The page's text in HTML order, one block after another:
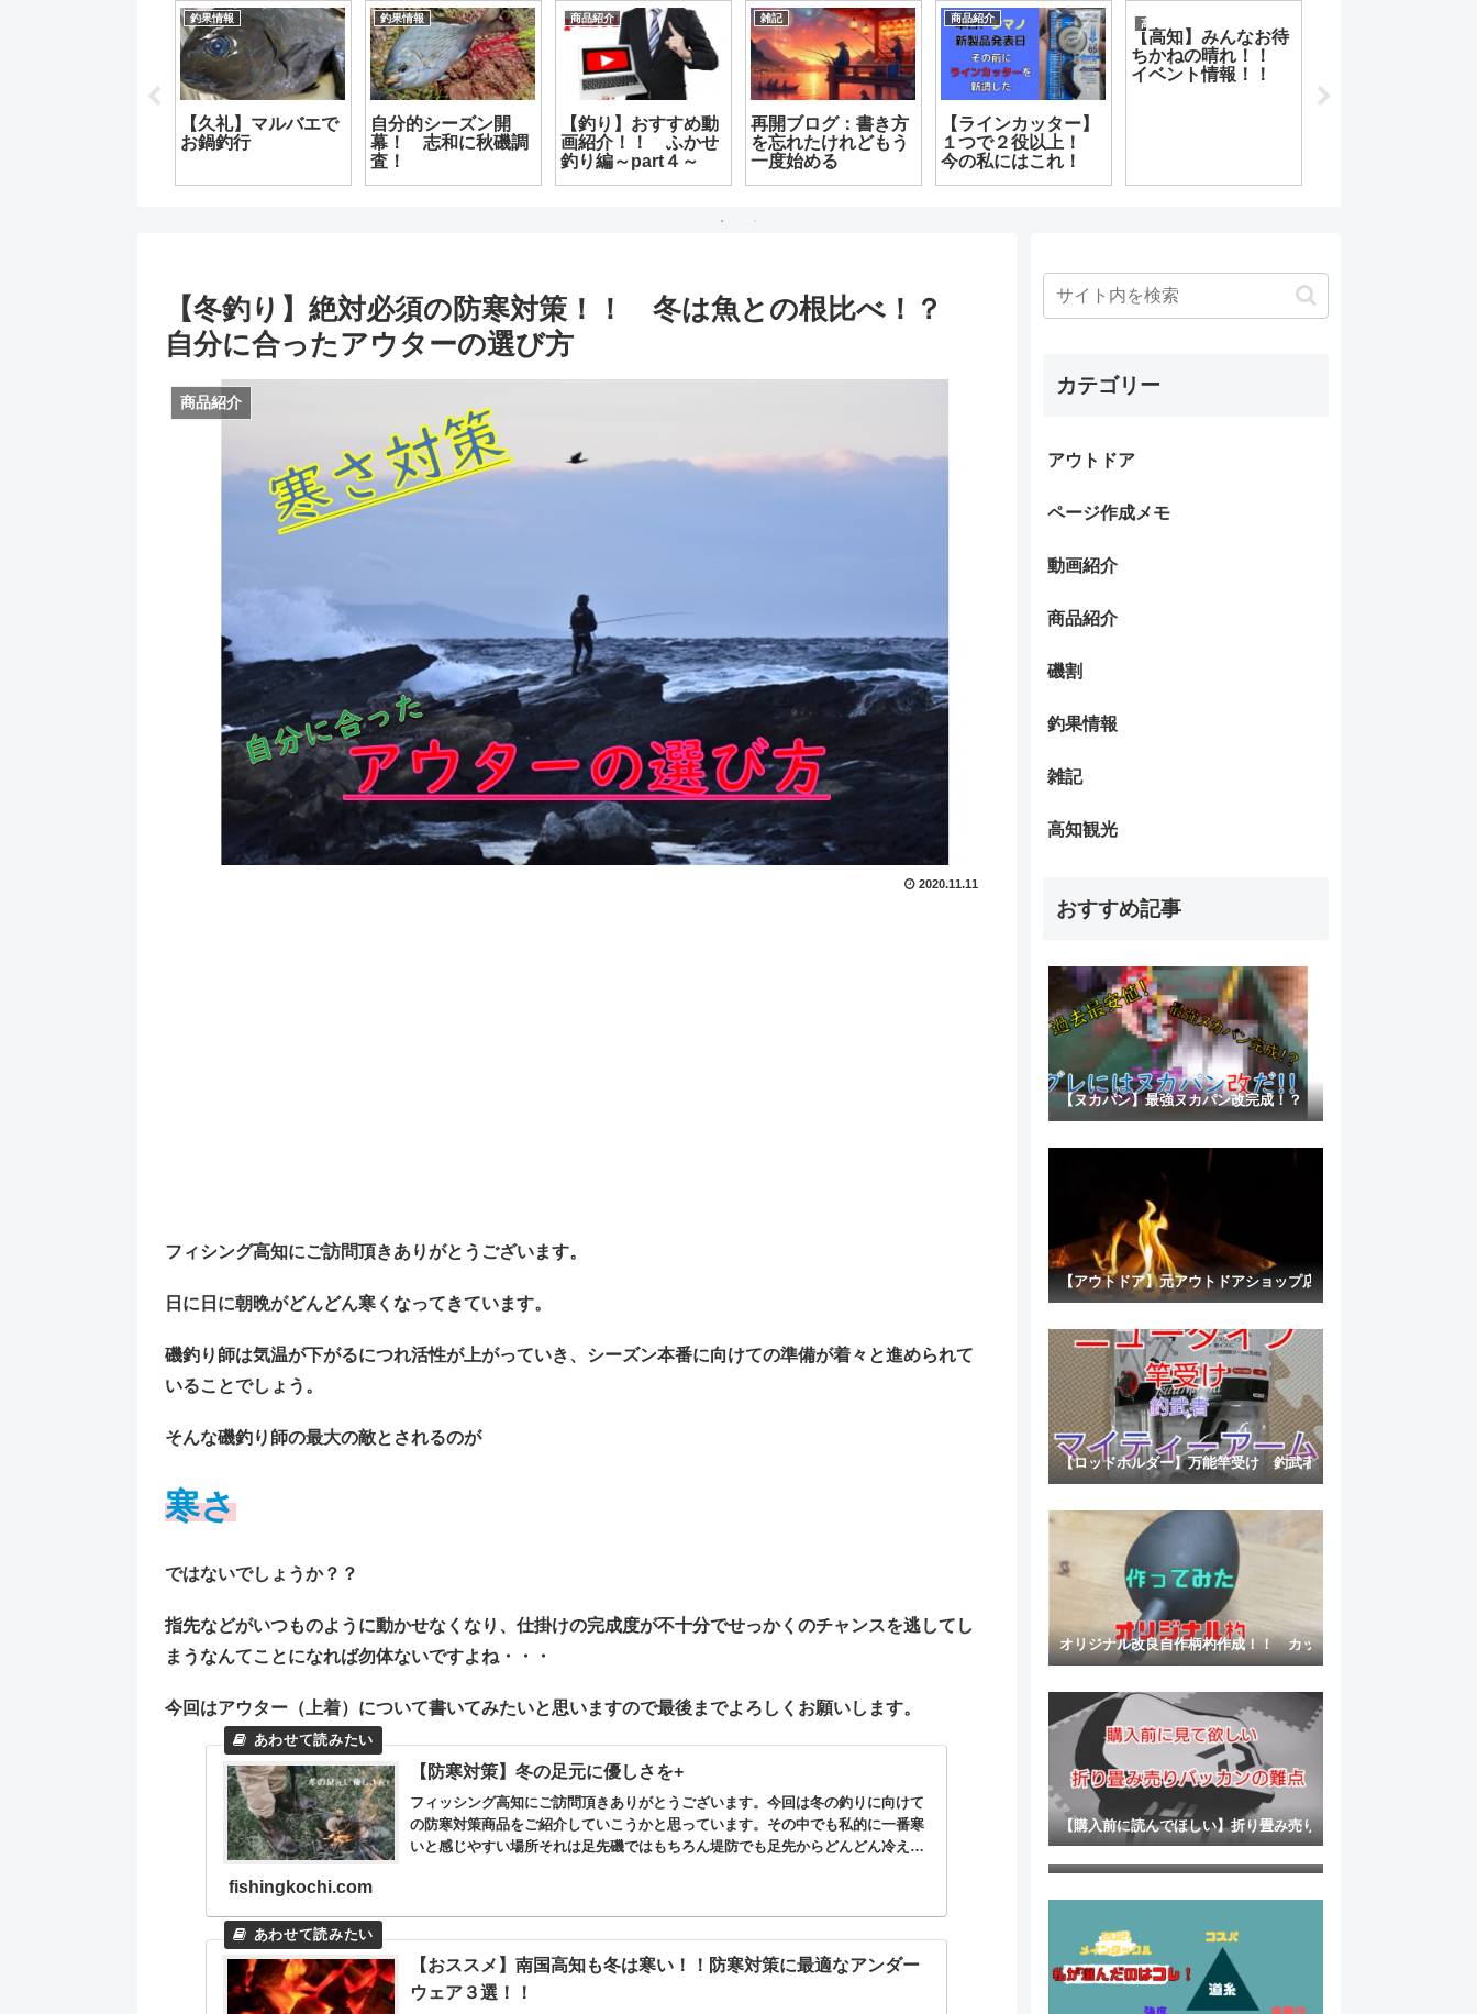
【高知】みんなお待
ちかねの晴れ！！
イベント情報！！
商品紹介
【釣武者】スキニー
シェイプロッドケー
スが出荷開始！
ページ作成メモ
【Push7】なんとも
ならない不具合
雑記
【高知の釣り情報】
大寒波到来！ やっ
と寒の時期スタート
釣果情報
２０２０年 グレシ
ーズン開幕！？
Goto 中土佐町久礼
雑記
【Pixel4a】棚から
ぼたもち！？
Googleフォト有料
【冬釣り】絶対必須の防寒対策！！ 冬は魚との根比べ！？
自分に合ったアウターの選び方
商品紹介
2020.11.11
フィシング高知にご訪問頂きありがとうございます。
日に日に朝晩がどんどん寒くなってきています。
磯釣り師は気温が下がるにつれ活性が上がっていき、シーズン本番に向けての準備が着々と進められて
いることでしょう。
そんな磯釣り師の最大の敵とされるのが
寒さ
ではないでしょうか？？
指先などがいつものように動かせなくなり、仕掛けの完成度が不十分でせっかくのチャンスを逃してし
まうなんてことになれば勿体ないですよね・・・
今回はアウター（上着）について書いてみたいと思いますので最後までよろしくお願いします。
【防寒対策】冬の足元に優しさを+
フィッシング高知にご訪問頂きありがとうございます。今回は冬の釣りに向けて
の防寒対策商品をご紹介していこうかと思っています。その中でも私的に一番寒
いと感じやすい場所それは足先磯ではもちろん堤防でも足先からどんどん冷えて
fishingkochi.com
【おススメ】南国高知も冬は寒い！！防寒対策に最適なアンダー
ウェア３選！！
カテゴリー
アウトドア
ページ作成メモ
動画紹介
商品紹介
磯割
釣果情報
雑記
高知観光
おすすめ記事
【ヌカパン】最強ヌカパン改完成！？ しかも過去最低コスト
【アウトドア】元アウトドアショップ店員が２０１９年おスス
【ロッドホルダー】万能竿受け 釣武者 マイティアーム
オリジナル改良自作柄杓作成！！ カップ交換だけでも差はある
【購入前に読んでほしい】折り畳み売りしているバッカンを
必要ないようでないと困る釣り小物【マゼラー＆マキエスコップ